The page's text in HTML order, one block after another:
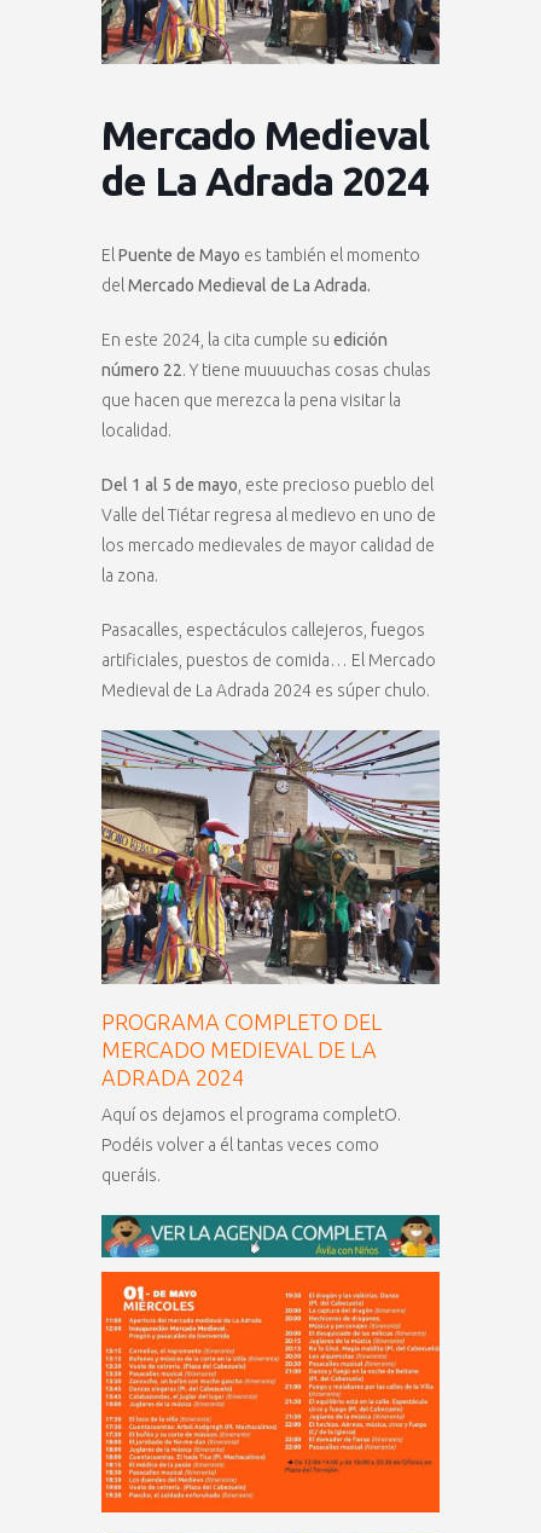
Mercado Medieval
de La Adrada 2024
El Puente de Mayo es también el momento
del Mercado Medieval de La Adrada.
En este 2024, la cita cumple su edición
número 22. Y tiene muuuuchas cosas chulas
que hacen que merezca la pena visitar la
localidad.
Del 1 al 5 de mayo , este precioso pueblo del
Valle del Tiétar regresa al medievo en uno de
los mercado medievales de mayor calidad de
la zona.
Pasacalles, espectáculos callejeros, fuegos
artificiales, puestos de comida… El Mercado
Medieval de La Adrada 2024 es súper chulo.
PROGRAMA COMPLETO DEL
MERCADO MEDIEVAL DE LA
ADRADA 2024
Aquí os dejamos el programa completO.
Podéis volver a él tantas veces como
queráis.